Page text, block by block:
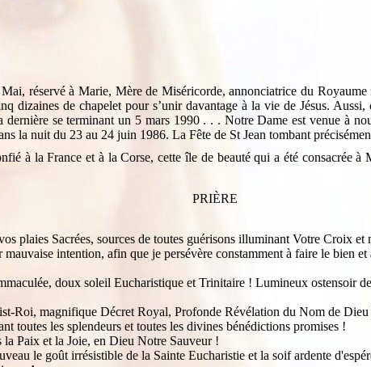
réservé à Marie, Mère de Miséricorde, annonciatrice du
dizaines de chapelet pour s’unir davantage à la vie de Jésus.
se terminant un 5 mars 1990 . . . Notre Dame est venue à
la nuit du 23 au 24 juin 1986. La Fête de St Jean tombant
à la France et à la Corse, cette île de beauté qui a été consacrée
PRIÈRE
plaies Sacrées, sources de toutes guérisons illuminant Votre Croix
intention, afin que je persévère constamment à faire le bien
doux soleil Eucharistique et Trinitaire ! Lumineux ostensoir
Roi, magnifique Décret Royal, Profonde Révélation du Nom de Dieu
toutes les splendeurs et toutes les divines bénédictions promises !
Paix et la Joie, en Dieu Notre Sauveur !
le goût irrésistible de la Sainte Eucharistie et la soif ardente